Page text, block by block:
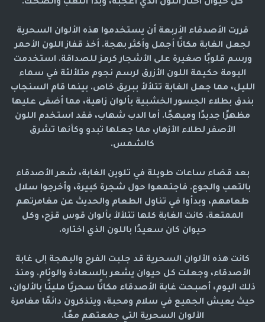
كل حيوان اختار اللون الذي أعجبه، وبدأ اللعب والضحك.
قررت الأصدقاء الأربعة أن يستخدموا هذه الألوان السحرية
لجعل الغابة مكانًا أجمل وأكثر بهجة. أخذ قفاز اللون الأحمر
ورسم قلوبًا صغيرة على الأشجار كرمز للصداقة. استخدمت
البومة حكيمة اللون الأزرق لرسم نجوم متلألئة في سماء
الليل، مما جعل الغابة تتلألأ ببريق خاص. بينما قام السنجاب
بندق بطلاء الجسور الخشبية بألوان زاهية، مما أضفى عليها
مظهرًا جديدًا ومبهجًا. أما الدب شهاب، فقد استخدم اللون
الأصفر لطلاء الأزهار، مما جعلها تبدو وكأنها تشرق
كالشمس.
بعد قضاء ساعات طويلة في تلوين الغابة، شعر الأصدقاء
بالتعب والجوع. فاجتمعوا حول شجرة كبيرة، وأخرجوا سلال
طعامهم، وبدأوا في تناول الطعام والحديث عن مغامرتهم
الممتعة. كانت الغابة كلها تتلألأ بألوان قوس قزح، وكل
حيوان كان سعيدًا باللون الذي اختاره.
كانت هذه الألوان السحرية قد جلبت الفرح والبهجة إلى غابة
الأصدقاء، وجعلت كل حيوان يشعر بالسعادة والوئام. ومنذ
ذلك اليوم، أصبحت غابة الأصدقاء مكانًا سحريًا مليئًا بالألوان،
حيث يعيش الجميع في سلام ومحبة، ويتذكرون دائمًا مغامرة
الألوان السحرية التي جمعتهم معًا.